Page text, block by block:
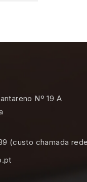
Nº 19 A
(custo chamada